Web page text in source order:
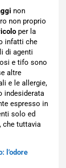
non
non proprio
per la
infatti che
di agenti
e tifo sono
altre
e le allergie,
indesiderata
espresso in
solo ed
che tuttavia
l’odore